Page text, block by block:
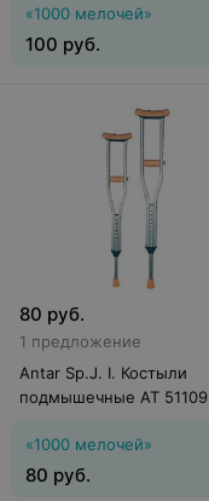
«1000 мелочей»
100 руб.
80 руб.
1 предложение
Antar Sp.J. I. Костыли
подмышечные АТ 51109
«1000 мелочей»
80 руб.